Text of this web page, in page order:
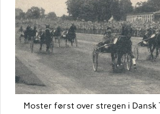
Moster først over stregen i Dansk